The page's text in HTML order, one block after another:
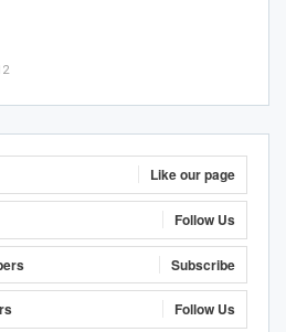
Like our page
Follow Us
Subscribe
Follow Us